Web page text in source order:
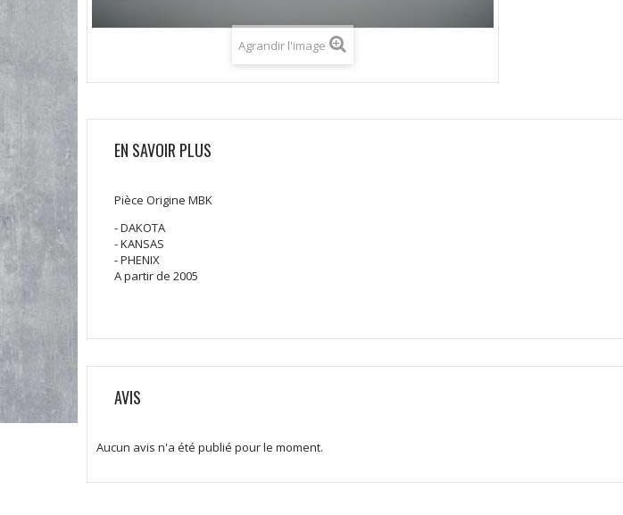
Agrandir l'image
EN SAVOIR PLUS
Pièce Origine MBK
- DAKOTA
- KANSAS
- PHENIX
A partir de 2005
AVIS
Aucun avis n'a été publié pour le moment.